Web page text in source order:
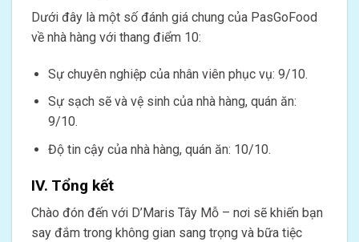
Dưới đây là một số đánh giá chung của PasGoFood
về nhà hàng với thang điểm 10:
Sự chuyên nghiệp của nhân viên phục vụ: 9/10.
Sự sạch sẽ và vệ sinh của nhà hàng, quán ăn:
9/10.
Độ tin cậy của nhà hàng, quán ăn: 10/10.
IV. Tổng kết
Chào đón đến với D’Maris Tây Mỗ – nơi sẽ khiến bạn
say đắm trong không gian sang trọng và bữa tiệc